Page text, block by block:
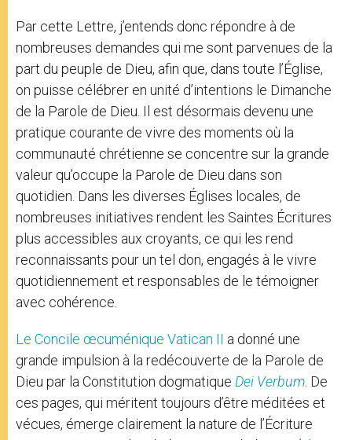
Par cette Lettre, j’entends donc répondre à de
nombreuses demandes qui me sont parvenues de la
part du peuple de Dieu, afin que, dans toute l’Église,
on puisse célébrer en unité d’intentions le Dimanche
de la Parole de Dieu. Il est désormais devenu une
pratique courante de vivre des moments où la
communauté chrétienne se concentre sur la grande
valeur qu’occupe la Parole de Dieu dans son
quotidien. Dans les diverses Églises locales, de
nombreuses initiatives rendent les Saintes Écritures
plus accessibles aux croyants, ce qui les rend
reconnaissants pour un tel don, engagés à le vivre
quotidiennement et responsables de le témoigner
avec cohérence.
Le Concile œcuménique Vatican II a donné une
grande impulsion à la redécouverte de la Parole de
Dieu par la Constitution dogmatique Dei Verbum . De
ces pages, qui méritent toujours d’être méditées et
vécues, émerge clairement la nature de l’Écriture